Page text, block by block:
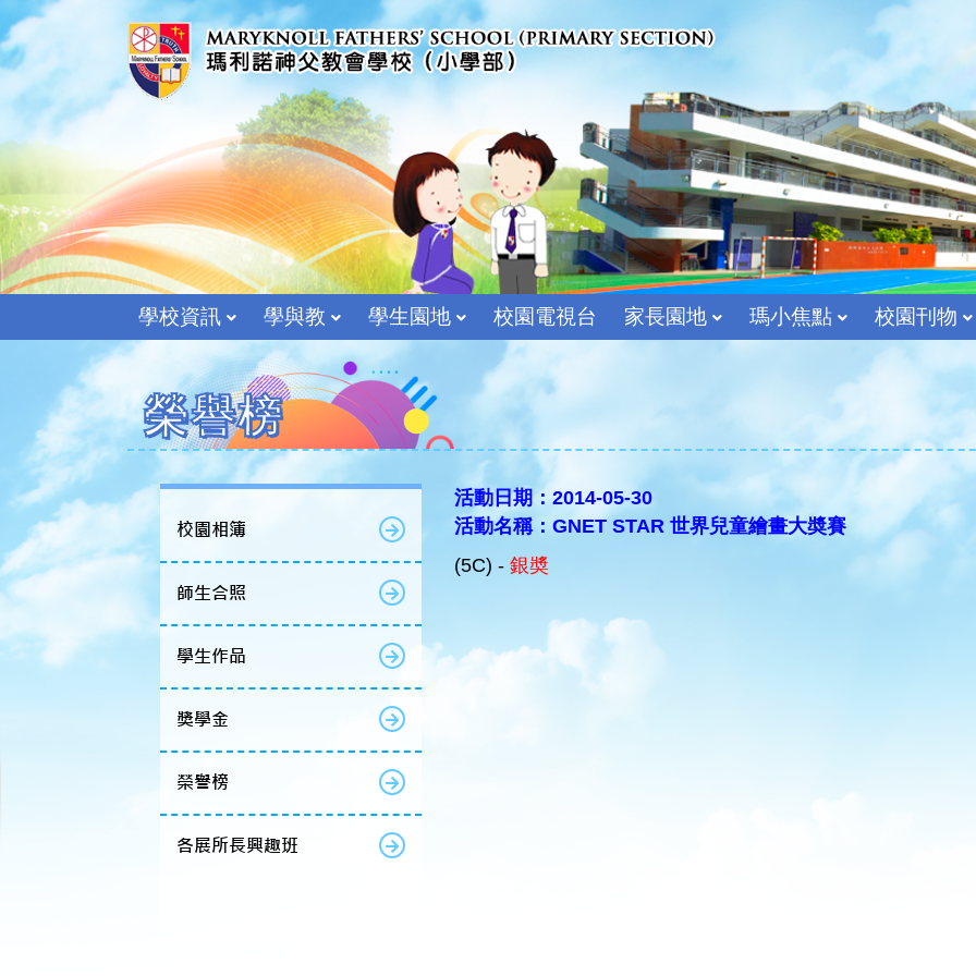
學校資訊 學與教 學生園地 校園電視台 家長園地 瑪小焦點 校園刊物
榮譽榜
校園相簿
師生合照
學生作品
獎學金
榮譽榜
各展所長興趣班
活動日期：2014-05-30
活動名稱：GNET STAR 世界兒童繪畫大奬賽
(5C) - 銀奬